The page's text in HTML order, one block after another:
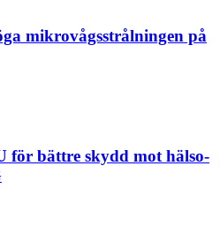
mikrovågsstrålningen på
för bättre skydd mot hälso-